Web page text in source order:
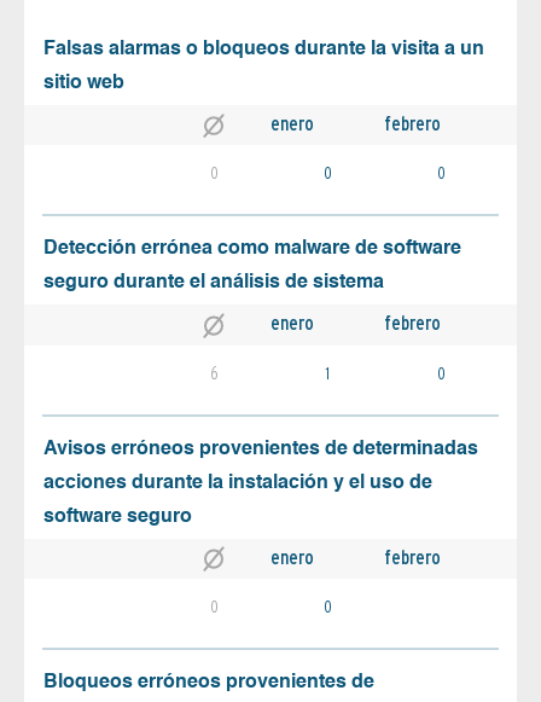
Falsas alarmas o bloqueos durante la visita a un
sitio web
enero febrero
0 0 0
Detección errónea como malware de software
seguro durante el análisis de sistema
enero febrero
6 1 0
Avisos erróneos provenientes de determinadas
acciones durante la instalación y el uso de
software seguro
enero febrero
0 0
Bloqueos erróneos provenientes de